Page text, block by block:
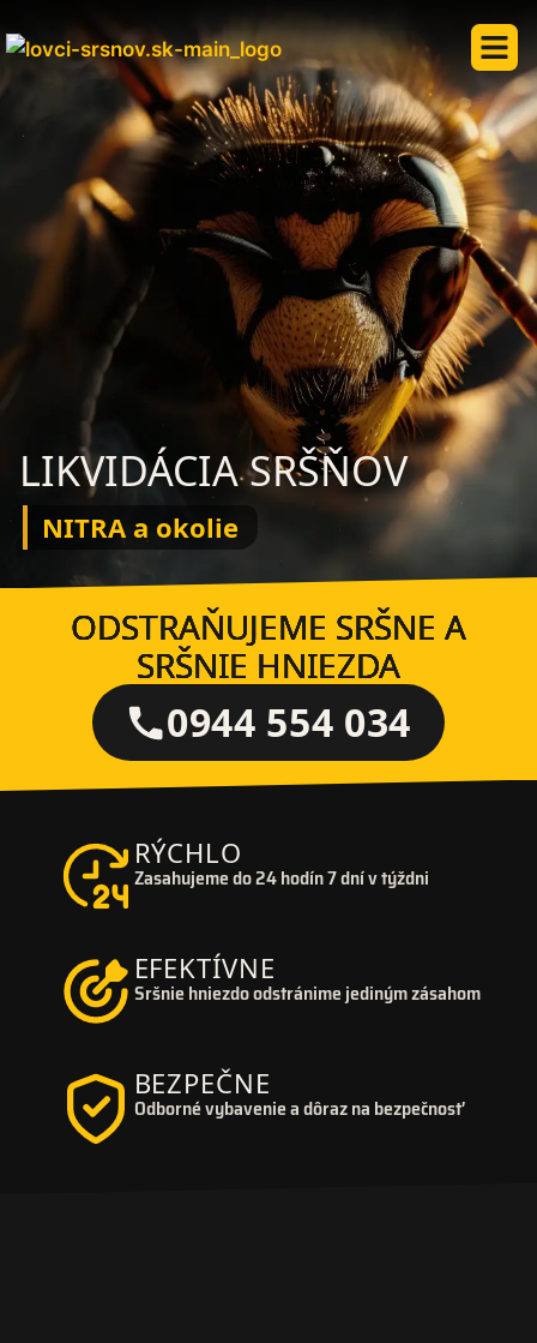
LIKVIDÁCIA SRŠŇOV
NITRA a okolie
ODSTRAŇUJEME SRŠNE A
SRŠNIE HNIEZDA
0944 554 034
RÝCHLO
Zasahujeme do 24 hodín 7 dní v týždni
EFEKTÍVNE
Sršnie hniezdo odstránime jediným zásahom
BEZPEČNE
Odborné vybavenie a dôraz na bezpečnosť